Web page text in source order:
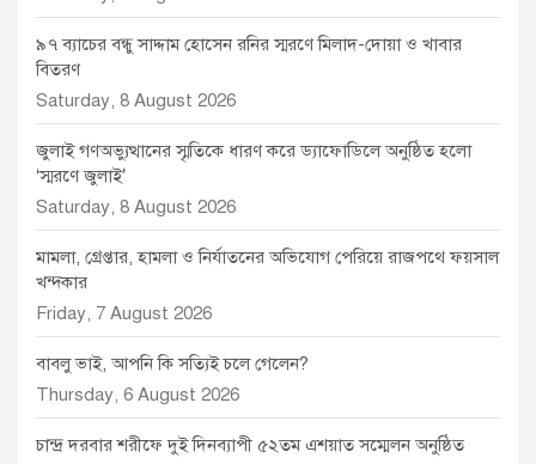
৯৭ ব্যাচের বন্ধু সাদ্দাম হোসেন রনির স্মরণে মিলাদ-দোয়া ও খাবার
বিতরণ
Saturday, 8 August 2026
জুলাই গণঅভ্যুত্থানের স্মৃতিকে ধারণ করে ড্যাফোডিলে অনুষ্ঠিত হলো
‘স্মরণে জুলাই’
Saturday, 8 August 2026
মামলা, গ্রেপ্তার, হামলা ও নির্যাতনের অভিযোগ পেরিয়ে রাজপথে ফয়সাল
খন্দকার
Friday, 7 August 2026
বাবলু ভাই, আপনি কি সত্যিই চলে গেলেন?
Thursday, 6 August 2026
চান্দ্র দরবার শরীফে দুই দিনব্যাপী ৫২তম এশয়াত সম্মেলন অনুষ্ঠিত